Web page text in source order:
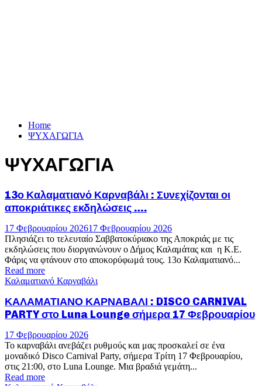
Home
ΨΥΧΑΓΩΓΙΑ
ΨΥΧΑΓΩΓΙΑ
13ο Καλαματιανό Καρναβάλι : Συνεχίζονται οι
αποκριάτικες εκδηλώσεις ….
17 Φεβρουαρίου 202617 Φεβρουαρίου 2026
Πλησιάζει το τελευταίο Σαββατοκύριακο της Αποκριάς με τις
εκδηλώσεις που διοργανώνουν ο Δήμος Καλαμάτας και η Κ.Ε.
Φάρις να φτάνουν στο αποκορύφωμά τους. 13ο Καλαματιανό...
Read more
Καλαματιανό Καρναβάλι
ΚΑΛΑΜΑΤΙΑΝΟ ΚΑΡΝΑΒΑΛΙ : DISCO CARNIVAL
PARTY στο Luna Lounge σήμερα 17 Φεβρουαρίου
17 Φεβρουαρίου 2026
Το καρναβάλι ανεβάζει ρυθμούς και μας προσκαλεί σε ένα
μοναδικό Disco Carnival Party, σήμερα Τρίτη 17 Φεβρουαρίου,
στις 21:00, στο Luna Lounge. Μια βραδιά γεμάτη...
Read more